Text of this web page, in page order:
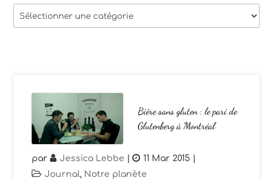
Bière sans gluten : le pari de
Glutenberg à Montréal
par Jessica Lebbe | 11 Mar 2015
Journal, Notre planète
Thèmes
des